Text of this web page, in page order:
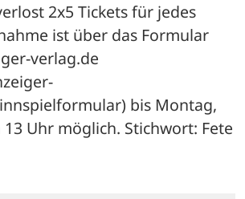
2x5 Tickets für jedes
ist über das Formular
verlag.de
bis Montag,
Uhr möglich. Stichwort: Fete